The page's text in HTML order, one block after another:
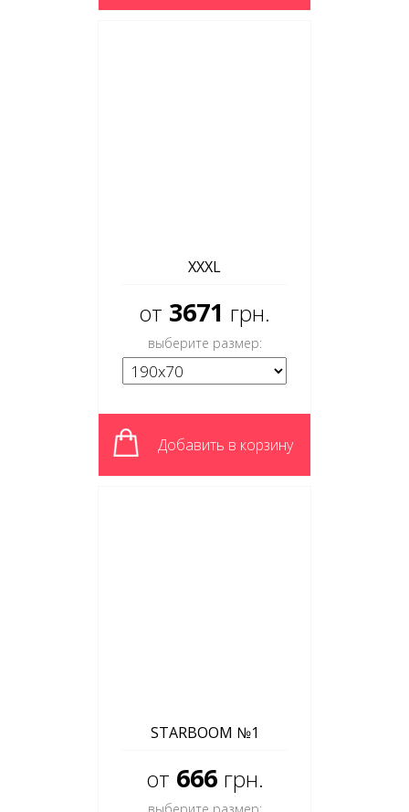
XXXL
от 3671 грн.
выберите размер:
Добавить в корзину
STARBOOM №1
от 666 грн.